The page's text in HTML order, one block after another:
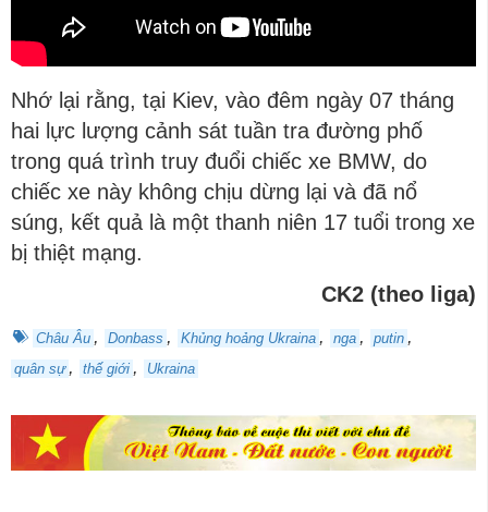
Nhớ lại rằng, tại Kiev, vào đêm ngày 07 tháng
hai lực lượng cảnh sát tuần tra đường phố
trong quá trình truy đuổi chiếc xe BMW, do
chiếc xe này không chịu dừng lại và đã nổ
súng, kết quả là một thanh niên 17 tuổi trong xe
bị thiệt mạng.
CK2 (theo liga)
Châu Âu , Donbass , Khủng hoảng Ukraina , nga , putin ,
quân sự , thế giới , Ukraina